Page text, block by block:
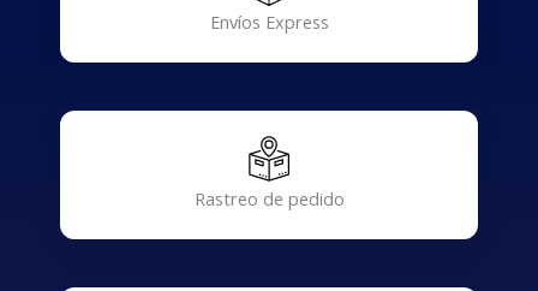
Envíos Express
Rastreo de pedido